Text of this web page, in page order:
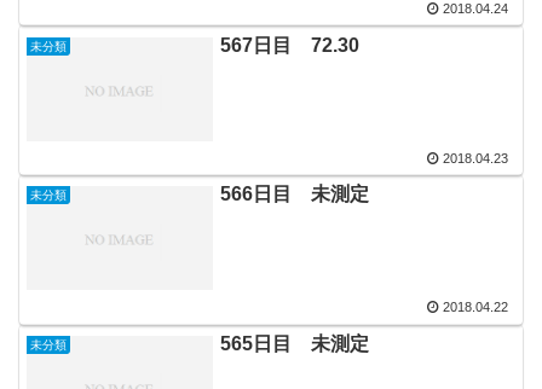
2018.04.24
未分類 567日目 72.30
2018.04.23
未分類 566日目 未測定
2018.04.22
未分類 565日目 未測定